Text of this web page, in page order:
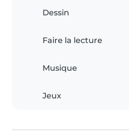
Dessin
Faire la lecture
Musique
Jeux